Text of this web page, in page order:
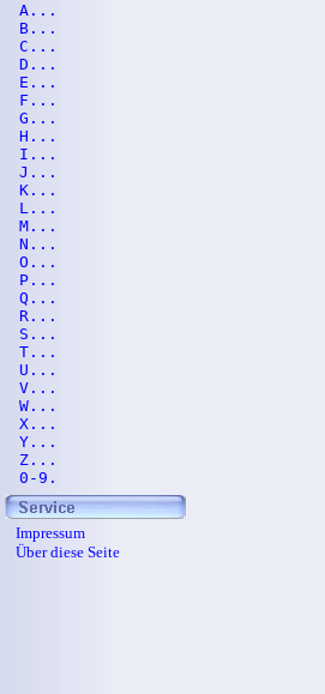
A...
B...
C...
D...
E...
F...
G...
H...
I...
J...
K...
L...
M...
N...
O...
P...
Q...
R...
S...
T...
U...
V...
W...
X...
Y...
Z...
0-9.
Impressum
Über diese Seite